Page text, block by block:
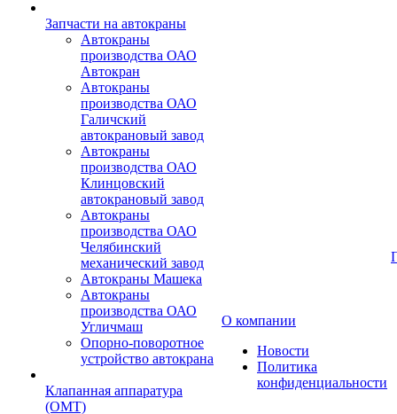
Запчасти на автокраны
Автокраны
производства ОАО
Автокран
Автокраны
производства ОАО
Галичский
автокрановый завод
Автокраны
производства ОАО
Клинцовский
автокрановый завод
Автокраны
производства ОАО
Челябинский
механический завод
Автокраны Машека
Автокраны
производства ОАО
Угличмаш
Опорно-поворотное
устройство автокрана
Клапанная аппаратура
(OMT)
О компании
Новости
Политика
конфиденциальности